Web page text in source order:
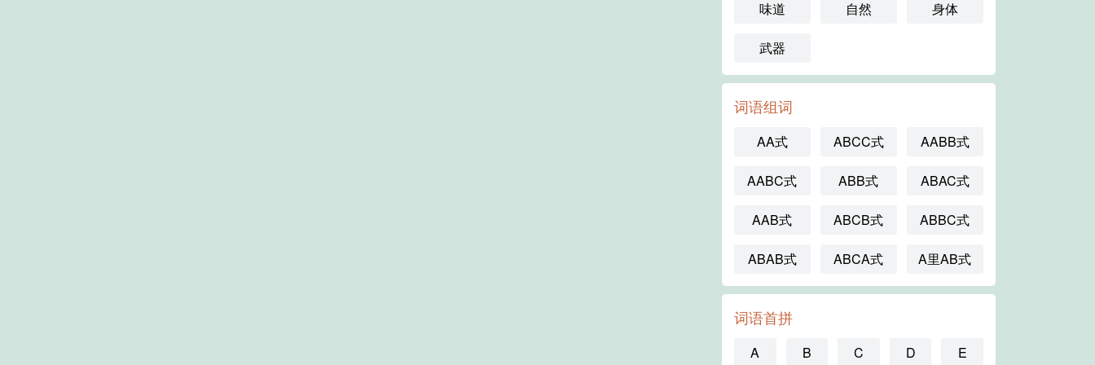
味道 自然 身体
武器
词语组词
AA式 ABCC式 AABB式
AABC式 ABB式 ABAC式
AAB式 ABCB式 ABBC式
ABAB式 ABCA式 A里AB式
词语首拼
A B C D E